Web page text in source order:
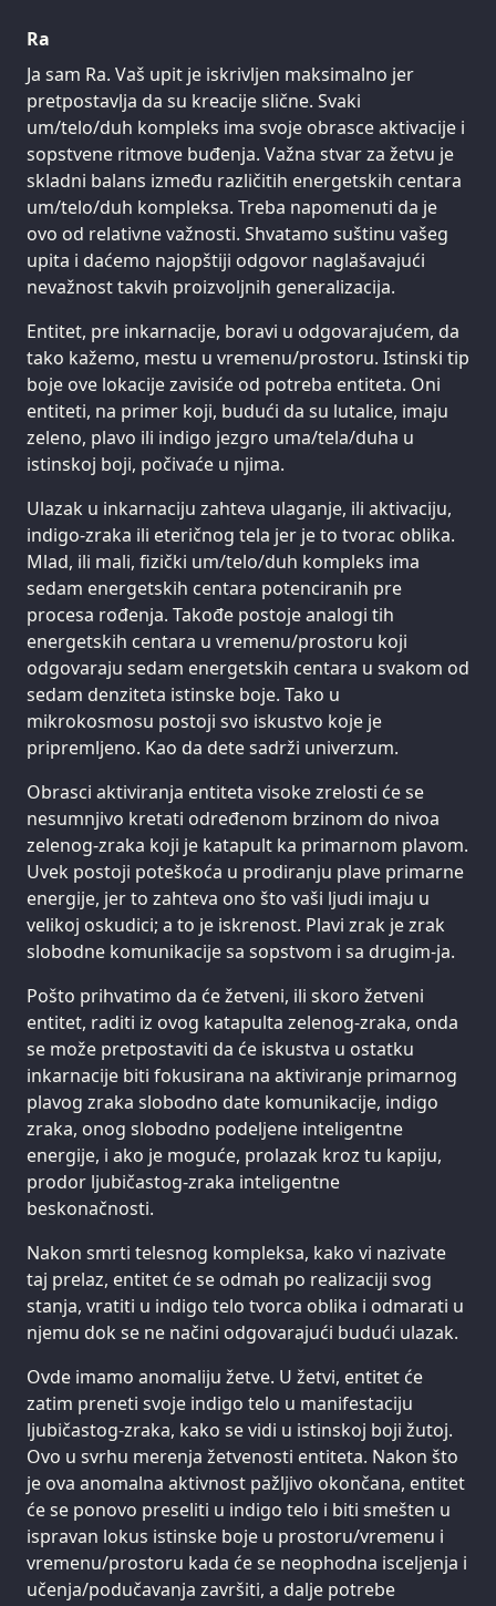
Ra
Ja sam Ra. Vaš upit je iskrivljen maksimalno jer
pretpostavlja da su kreacije slične. Svaki
um/telo/duh kompleks ima svoje obrasce aktivacije i
sopstvene ritmove buđenja. Važna stvar za žetvu je
skladni balans između različitih energetskih centara
um/telo/duh kompleksa. Treba napomenuti da je
ovo od relativne važnosti. Shvatamo suštinu vašeg
upita i daćemo najopštiji odgovor naglašavajući
nevažnost takvih proizvoljnih generalizacija.
Entitet, pre inkarnacije, boravi u odgovarajućem, da
tako kažemo, mestu u vremenu/prostoru. Istinski tip
boje ove lokacije zavisiće od potreba entiteta. Oni
entiteti, na primer koji, budući da su lutalice, imaju
zeleno, plavo ili indigo jezgro uma/tela/duha u
istinskoj boji, počivaće u njima.
Ulazak u inkarnaciju zahteva ulaganje, ili aktivaciju,
indigo-zraka ili eteričnog tela jer je to tvorac oblika.
Mlad, ili mali, fizički um/telo/duh kompleks ima
sedam energetskih centara potenciranih pre
procesa rođenja. Takođe postoje analogi tih
energetskih centara u vremenu/prostoru koji
odgovaraju sedam energetskih centara u svakom od
sedam denziteta istinske boje. Tako u
mikrokosmosu postoji svo iskustvo koje je
pripremljeno. Kao da dete sadrži univerzum.
Obrasci aktiviranja entiteta visoke zrelosti će se
nesumnjivo kretati određenom brzinom do nivoa
zelenog-zraka koji je katapult ka primarnom plavom.
Uvek postoji poteškoća u prodiranju plave primarne
energije, jer to zahteva ono što vaši ljudi imaju u
velikoj oskudici; a to je iskrenost. Plavi zrak je zrak
slobodne komunikacije sa sopstvom i sa drugim-ja.
Pošto prihvatimo da će žetveni, ili skoro žetveni
entitet, raditi iz ovog katapulta zelenog-zraka, onda
se može pretpostaviti da će iskustva u ostatku
inkarnacije biti fokusirana na aktiviranje primarnog
plavog zraka slobodno date komunikacije, indigo
zraka, onog slobodno podeljene inteligentne
energije, i ako je moguće, prolazak kroz tu kapiju,
prodor ljubičastog-zraka inteligentne
beskonačnosti.
Nakon smrti telesnog kompleksa, kako vi nazivate
taj prelaz, entitet će se odmah po realizaciji svog
stanja, vratiti u indigo telo tvorca oblika i odmarati u
njemu dok se ne načini odgovarajući budući ulazak.
Ovde imamo anomaliju žetve. U žetvi, entitet će
zatim preneti svoje indigo telo u manifestaciju
ljubičastog-zraka, kako se vidi u istinskoj boji žutoj.
Ovo u svrhu merenja žetvenosti entiteta. Nakon što
je ova anomalna aktivnost pažljivo okončana, entitet
će se ponovo preseliti u indigo telo i biti smešten u
ispravan lokus istinske boje u prostoru/vremenu i
vremenu/prostoru kada će se neophodna isceljenja i
učenja/podučavanja završiti, a dalje potrebe